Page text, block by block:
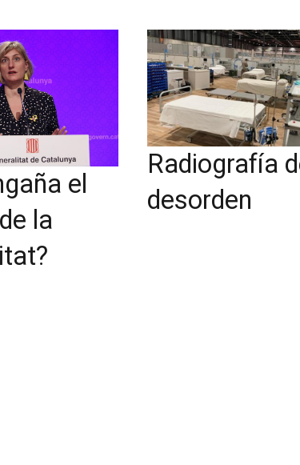
el
la
Radiografía
desorden